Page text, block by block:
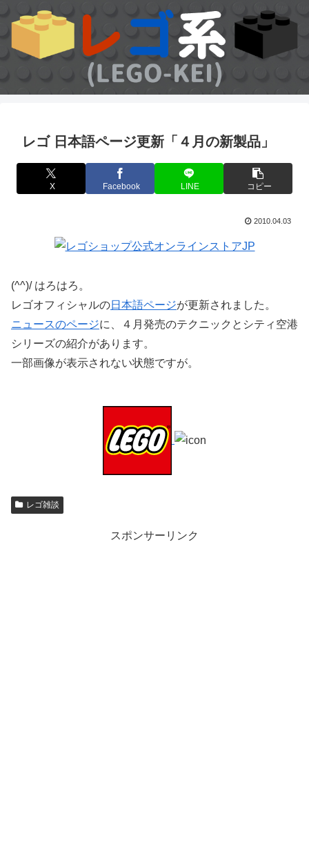
レゴ 日本語ページ更新「４月の新製品」
X Facebook LINE コピー
2010.04.03
(^^)/ はろはろ。
レゴオフィシャルの日本語ページが更新されました。
ニュースのページに、４月発売のテクニックとシティ空港
シリーズの紹介があります。
一部画像が表示されない状態ですが。
レゴ雑談
スポンサーリンク